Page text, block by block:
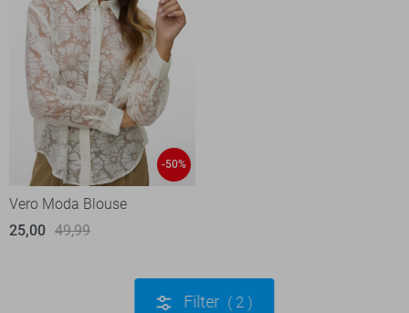
-50%
Vero Moda Blouse
25,00 49,99
Filter 2